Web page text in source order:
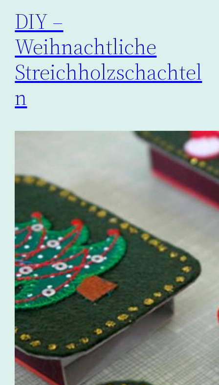
DIY –
Weihnachtliche
Streichholzschachtel
n